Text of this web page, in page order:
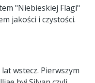
"Niebieskiej Flagi"
jakości i czystości.
wstecz. Pierwszym